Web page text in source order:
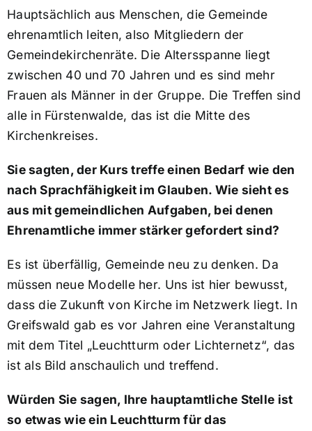
Hauptsächlich aus Menschen, die Gemeinde
ehrenamtlich leiten, also Mitgliedern der
Gemeindekirchenräte. Die Altersspanne liegt
zwischen 40 und 70 Jahren und es sind mehr
Frauen als Männer in der Gruppe. Die Treffen sind
alle in Fürstenwalde, das ist die Mitte des
Kirchenkreises.
Sie sagten, der Kurs treffe einen Bedarf wie den
nach Sprachfähigkeit im Glauben. Wie sieht es
aus mit gemeindlichen Aufgaben, bei denen
Ehrenamtliche immer stärker gefordert sind?
Es ist überfällig, Gemeinde neu zu denken. Da
müssen neue Modelle her. Uns ist hier bewusst,
dass die Zukunft von Kirche im Netzwerk liegt. In
Greifswald gab es vor Jahren eine Veranstaltung
mit dem Titel „Leuchtturm oder Lichternetz“, das
ist als Bild anschaulich und treffend.
Würden Sie sagen, Ihre hauptamtliche Stelle ist
so etwas wie ein Leuchtturm für das